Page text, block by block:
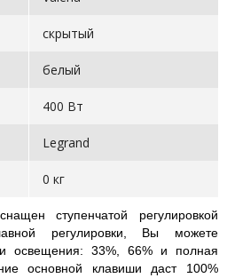
скрытый
белый
400 Вт
Legrand
0 кг
ступенчатой регулировкой
регулировки, Вы можете
освещения: 33%, 66% и полная
основной клавиши даст 100%